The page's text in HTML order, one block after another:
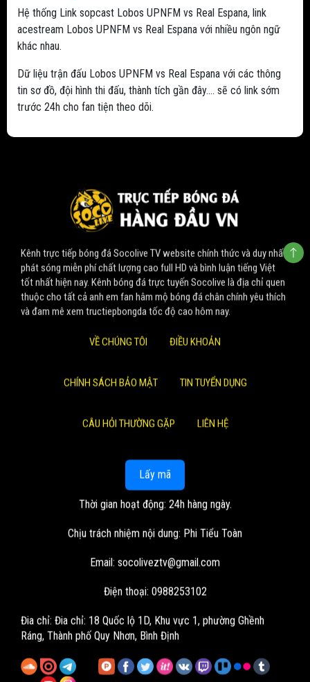
Hệ thống Link sopcast Lobos UPNFM vs Real Espana, link
acestream Lobos UPNFM vs Real Espana với nhiều ngôn ngữ
khác nhau.
Dữ liệu trận đấu Lobos UPNFM vs Real Espana với các thông
tin sơ đồ, đội hình thi đấu, thành tích gần đây.... sẽ có link sớm
trước 24h cho fan tiện theo dõi.
Kênh trực tiếp bóng đá Socolive TV website chính thức và duy nhất
phát sóng miễn phí chất lượng cao full HD và bình luận tiếng Việt
tốt nhất hiện nay. Kênh bóng đá trực tuyến Socolive là địa chỉ quen
thuộc cho tất cả anh em fan hâm mộ bóng đá chân chính yêu thích
và đam mê xem tructiepbongda tốc độ cao hôm nay.
VỀ CHÚNG TÔI ĐIỀU KHOẢN
CHÍNH SÁCH BẢO MẬT TIN TUYỂN DỤNG
CÂU HỎI THƯỜNG GẶP LIÊN HỆ
Lấy mã
Thời gian hoạt động: 24h hàng ngày.
Chịu trách nhiệm nội dung: Phi Tiểu Toàn
Email: socoliveztv@gmail.com
Điện thoại: 0988253102
Đia chỉ: Đia chỉ: 18 Quốc lộ 1D, Khu vực 1, phường Ghềnh
Ráng, Thành phố Quy Nhơn, Bình Định